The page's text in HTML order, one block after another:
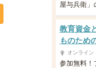
屋与兵衛」
教育資金
ものため
オンライン
参加無料！